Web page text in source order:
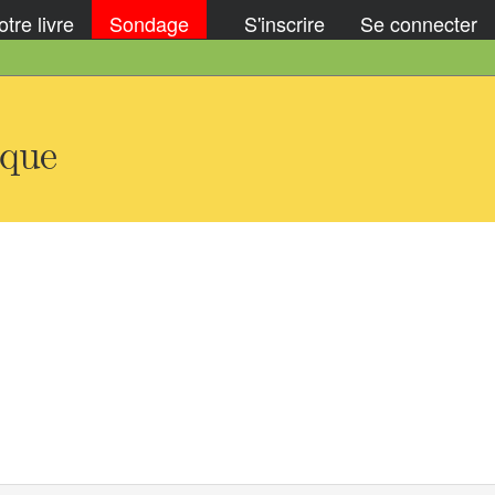
livre Sondage S'inscrire Se connecter